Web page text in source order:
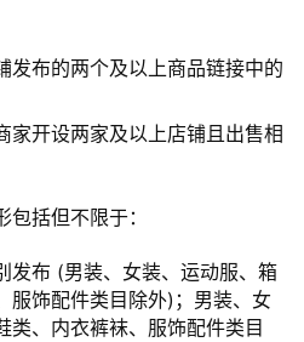
发布的两个及以上商品链接中的
家开设两家及以上店铺且出售相
括但不限于：
发布 (男装、女装、运动服、箱
服饰配件类目除外)；男装、女
类、内衣裤袜、服饰配件类目